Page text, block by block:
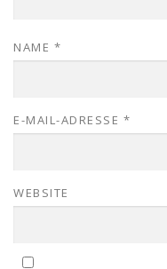
NAME *
E-MAIL-ADRESSE *
WEBSITE